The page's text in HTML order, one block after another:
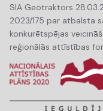
SIA Geotraktors
2023/175 par atbalsta
konkurētspējas
reģionālās attīstības